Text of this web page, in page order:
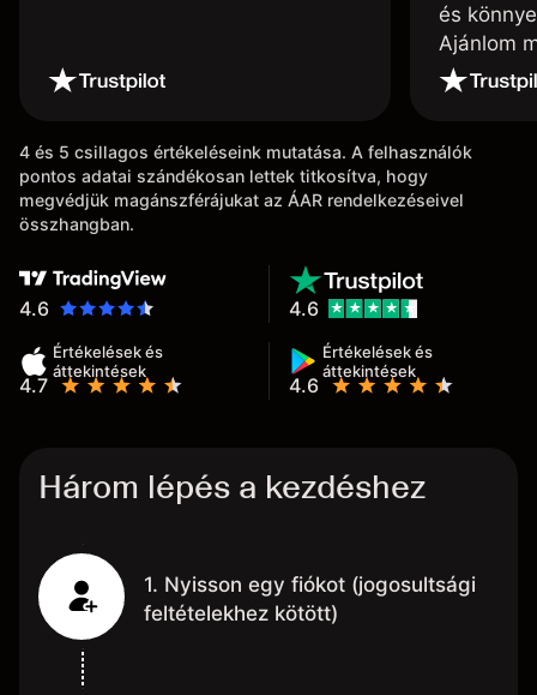
és
Ajánlom
4 és 5 csillagos értékeléseink mutatása. A felhasználók
pontos adatai szándékosan lettek titkosítva, hogy
megvédjük magánszférájukat az ÁAR rendelkezéseivel
összhangban.
4.6
Értékelések és
áttekintések
4.7
Értékelések és
áttekintések
4.6
4.6
Három lépés a kezdéshez
1. Nyisson egy fiókot (jogosultsági
feltételekhez kötött)